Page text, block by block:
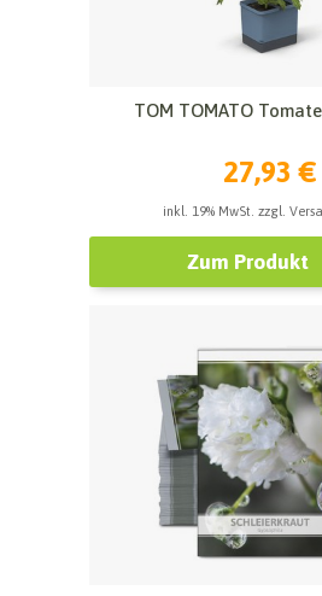
TOM TOMATO
27,93 €
inkl. 19% MwSt. zzgl.
Zum Produkt